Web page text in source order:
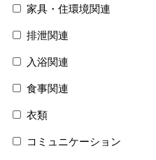
家具・住環境関連
排泄関連
入浴関連
食事関連
衣類
コミュニケーション